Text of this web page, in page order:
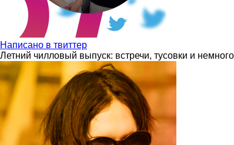
Написано в твиттер
Летний чилловый выпуск: встречи, тусовки и